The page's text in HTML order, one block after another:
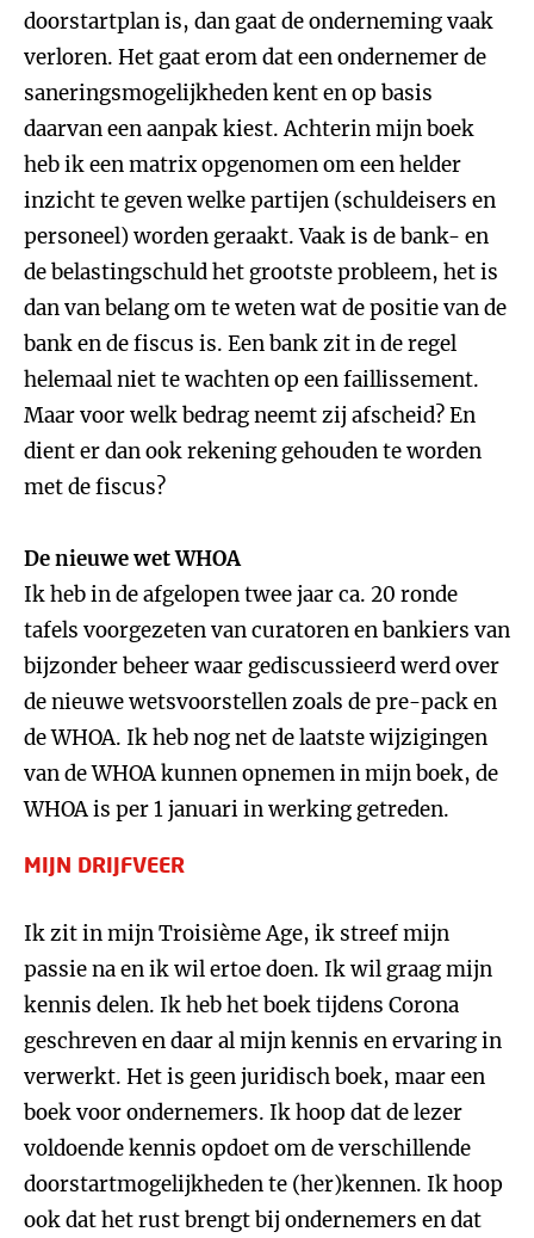
doorstartplan is, dan gaat de onderneming vaak
verloren. Het gaat erom dat een ondernemer de
saneringsmogelijkheden kent en op basis
daarvan een aanpak kiest. Achterin mijn boek
heb ik een matrix opgenomen om een helder
inzicht te geven welke partijen (schuldeisers en
personeel) worden geraakt. Vaak is de bank- en
de belastingschuld het grootste probleem, het is
dan van belang om te weten wat de positie van de
bank en de fiscus is. Een bank zit in de regel
helemaal niet te wachten op een faillissement.
Maar voor welk bedrag neemt zij afscheid? En
dient er dan ook rekening gehouden te worden
met de fiscus?
De nieuwe wet WHOA
Ik heb in de afgelopen twee jaar ca. 20 ronde
tafels voorgezeten van curatoren en bankiers van
bijzonder beheer waar gediscussieerd werd over
de nieuwe wetsvoorstellen zoals de pre-pack en
de WHOA. Ik heb nog net de laatste wijzigingen
van de WHOA kunnen opnemen in mijn boek, de
WHOA is per 1 januari in werking getreden.
MIJN DRIJFVEER
Ik zit in mijn Troisième Age, ik streef mijn
passie na en ik wil ertoe doen. Ik wil graag mijn
kennis delen. Ik heb het boek tijdens Corona
geschreven en daar al mijn kennis en ervaring in
verwerkt. Het is geen juridisch boek, maar een
boek voor ondernemers. Ik hoop dat de lezer
voldoende kennis opdoet om de verschillende
doorstartmogelijkheden te (her)kennen. Ik hoop
ook dat het rust brengt bij ondernemers en dat